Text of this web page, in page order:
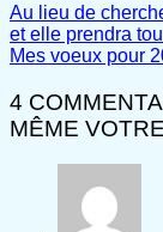
Au lieu de
et elle prendra
Mes voeux pour
4
MÊME